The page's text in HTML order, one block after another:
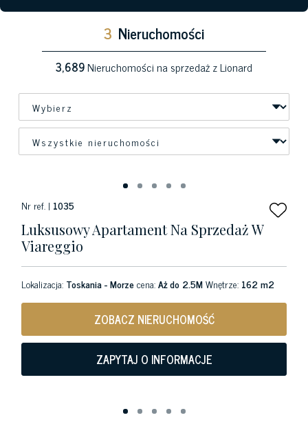
3 Nieruchomości
3,689Nieruchomości na sprzedaż z Lionard
Nr ref. | 1035
Luksusowy Apartament Na Sprzedaż W
Viareggio
Lokalizacja: Toskania - Morzecena:Aż do 2.5MWnętrze: 162 m2
ZOBACZ NIERUCHOMOŚĆ
ZAPYTAJ O INFORMACJE